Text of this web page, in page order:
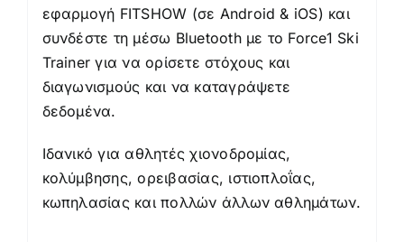
εφαρμογή FITSHOW (σε Android & iOS) και
συνδέστε τη μέσω Bluetooth με το Force1 Ski
Trainer για να ορίσετε στόχους και
διαγωνισμούς και να καταγράψετε
δεδομένα.
Ιδανικό για αθλητές χιονοδρομίας,
κολύμβησης, ορειβασίας, ιστιοπλοΐας,
κωπηλασίας και πολλών άλλων αθλημάτων.